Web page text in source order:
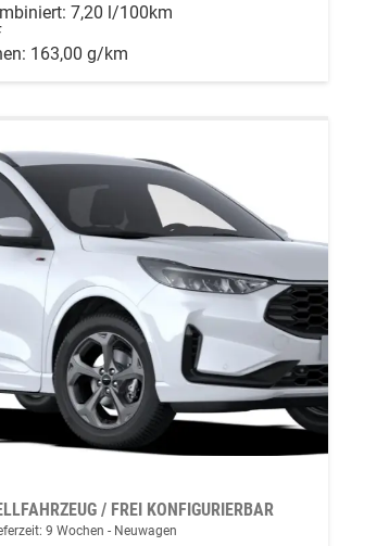
7,20 l/100km
163,00 g/km
/ FREI KONFIGURIERBAR
9 Wochen Neuwagen